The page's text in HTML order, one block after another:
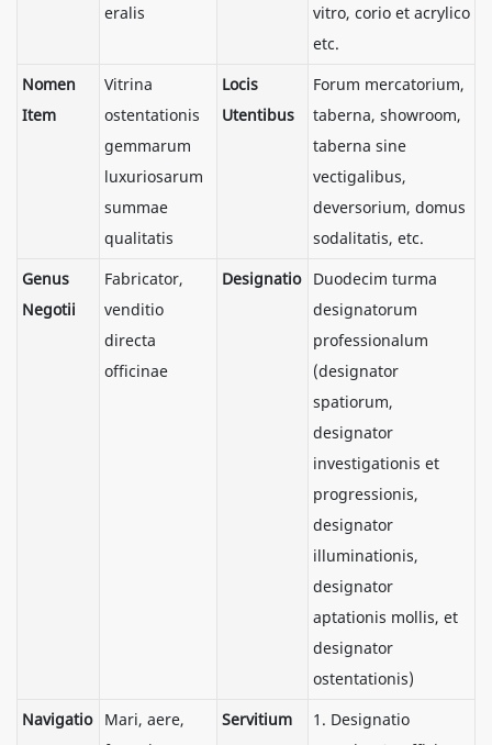
eralis
vitro, corio et acrylico
etc.
Nomen
Item
Vitrina
ostentationis
gemmarum
luxuriosarum
summae
qualitatis
Locis
Utentibus
Forum mercatorium,
taberna, showroom,
taberna sine
vectigalibus,
deversorium, domus
sodalitatis, etc.
Genus
Negotii
Fabricator,
venditio
directa
officinae
Designatio
Duodecim turma
designatorum
professionalum
(designator
spatiorum,
designator
investigationis et
progressionis,
designator
illuminationis,
designator
aptationis mollis, et
designator
ostentationis)
Navigatio
Mari, aere,
Servitium
1. Designatio